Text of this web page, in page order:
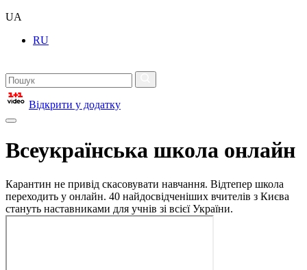
UA
RU
Відкрити у додатку
Всеукраїнська школа онлайн
Карантин не привід скасовувати навчання. Відтепер школа
переходить у онлайн. 40 найдосвідченіших вчителів з Києва
стануть наставниками для учнів зі всієї України.